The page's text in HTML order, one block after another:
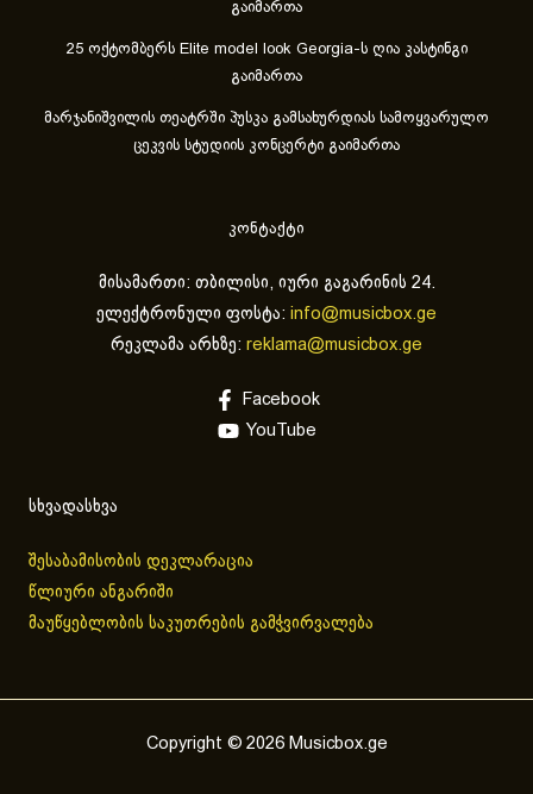
გაიმართა
25 ოქტომბერს Elite model look Georgia-ს ღია კასტინგი
გაიმართა
მარჯანიშვილის თეატრში პუსკა გამსახურდიას სამოყვარულო
ცეკვის სტუდიის კონცერტი გაიმართა
კონტაქტი
მისამართი: თბილისი, იური გაგარინის 24.
ელექტრონული ფოსტა: info@musicbox.ge
რეკლამა არხზე: reklama@musicbox.ge
Facebook
YouTube
სხვადასხვა
შესაბამისობის დეკლარაცია
წლიური ანგარიში
მაუწყებლობის საკუთრების გამჭვირვალება
Copyright © 2026 Musicbox.ge